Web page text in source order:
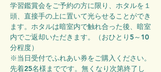
学習鑑賞会をご予約の方に限り、ホタルを１
頭、直接手の上に置いて光らせることができ
ます。ホタルは暗室内で触れ合った後、暗室
内でご返却いただきます。（おひとり5～10
分程度）
※当日受付でふれあい券をご購入ください。
先着25名様までです。無くなり次第終了し